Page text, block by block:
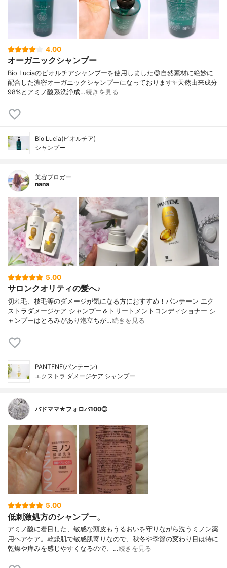
4.00
オーガニックシャンプー
Bio Luciaのビオルチアシャンプーを使用しました😊自然素材に絶妙に
配合した濃密オーガニックシャンプーになっております✨天然由来成分
98%とアミノ酸系洗浄成…続きを見る
Bio Lucia(ビオルチア)
シャンプー
美容ブロガー
nana
5.00
サロンクオリティの髪へ♪
切れ毛、枝毛等のダメージが気になる方におすすめ！パンテーン エク
ストラダメージケア シャンプー＆トリートメントコンディショナー シ
ャンプーはとろみがあり泡立ちが…続きを見る
PANTENE(パンテーン)
エクストラ ダメージケア シャンプー
バドママ★フォロバ100◎
5.00
低刺激処方のシャンプー。
アミノ酸に着目した、敏感な頭皮もうるおいを守りながら洗うミノン薬
用ヘアケア。乾燥肌で敏感肌寄りなので、秋冬や季節の変わり目は特に
乾燥や痒みを感じやすくなるので、…続きを見る